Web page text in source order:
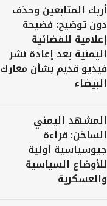
أربك المتابعين وحذف
دون توضيح: فضيحة
إعلامية للفضائية
اليمنية بعد إعادة نشر
فيديو قديم بشأن معارك
البيضاء
المشهد اليمني
الساخن: قراءة
جيوسياسية أولية
للأوضاع السياسية
والعسكرية